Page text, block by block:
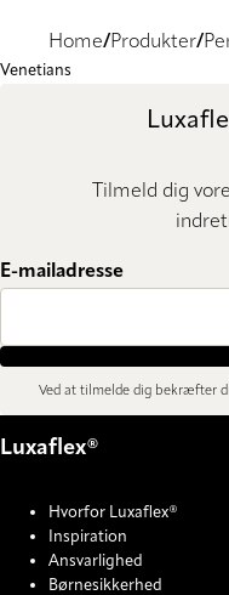
Home Produkter
Venetians
Tilmeld dig
E-mailadresse
Ved at tilmelde dig bekræfter
Luxaflex®
Hvorfor Luxaflex®
Inspiration
Ansvarlighed
Børnesikkerhed